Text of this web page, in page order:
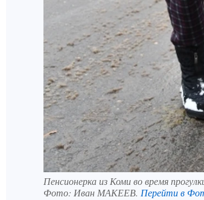
Пенсионерка из Коми во время
Фото: Иван МАКЕЕВ. Перейти в